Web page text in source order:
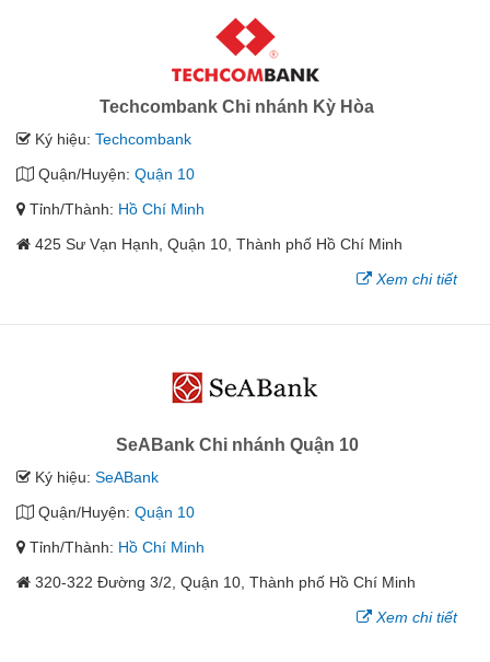
Techcombank Chi nhánh Kỳ Hòa
Ký hiệu: Techcombank
Quận/Huyện: Quận 10
Tỉnh/Thành: Hồ Chí Minh
425 Sư Vạn Hạnh, Quận 10, Thành phố Hồ Chí Minh
Xem chi tiết
SeABank Chi nhánh Quận 10
Ký hiệu: SeABank
Quận/Huyện: Quận 10
Tỉnh/Thành: Hồ Chí Minh
320-322 Đường 3/2, Quận 10, Thành phố Hồ Chí Minh
Xem chi tiết